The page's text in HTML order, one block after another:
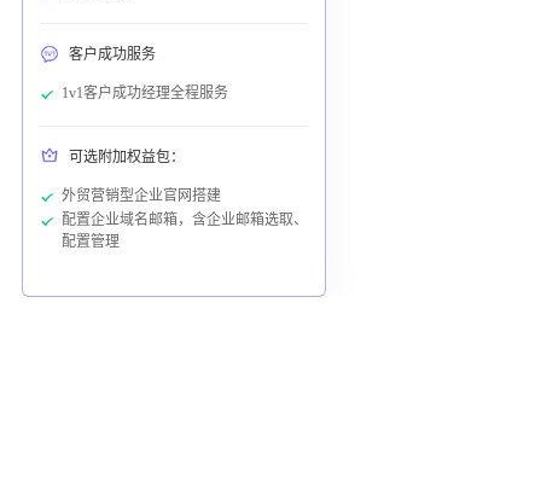
客户成功服务
1v1客户成功经理全程服务
可选附加权益包：
外贸营销型企业官网搭建
配置企业域名邮箱，含企业邮箱选取、
配置管理